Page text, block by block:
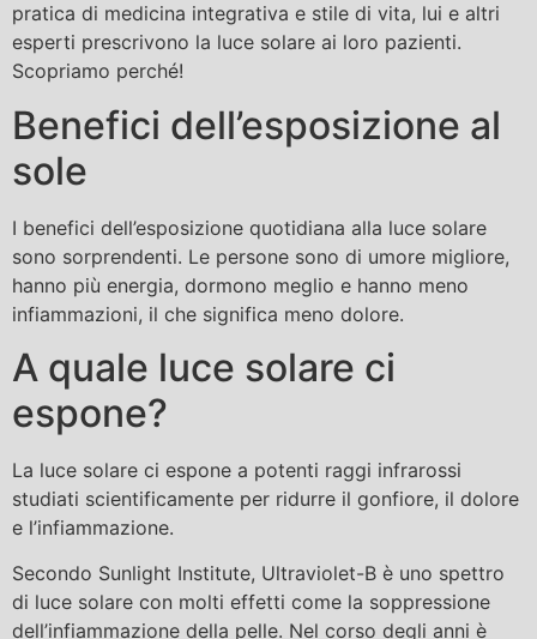
pratica di medicina integrativa e stile di vita, lui e altri
esperti prescrivono la luce solare ai loro pazienti.
Scopriamo perché!
Benefici dell’esposizione al
sole
I benefici dell’esposizione quotidiana alla luce solare
sono sorprendenti. Le persone sono di umore migliore,
hanno più energia, dormono meglio e hanno meno
infiammazioni, il che significa meno dolore.
A quale luce solare ci
espone?
La luce solare ci espone a potenti raggi infrarossi
studiati scientificamente per ridurre il gonfiore, il dolore
e l’infiammazione.
Secondo Sunlight Institute, Ultraviolet-B è uno spettro
di luce solare con molti effetti come la soppressione
dell’infiammazione della pelle. Nel corso degli anni è